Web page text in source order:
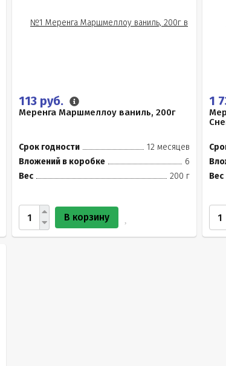
113 руб.
Меренга Маршмеллоу ваниль, 200г
Срок годности
12 месяцев
Вложений в коробке
6
Вес
200 г
В корзину
1
Вес